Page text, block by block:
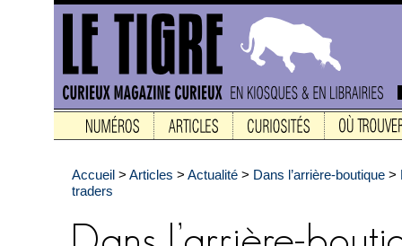
Accueil > Articles > Actualité > Dans l’arrière-boutique >
traders